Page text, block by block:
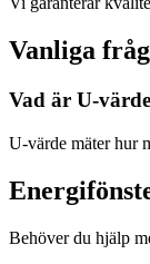
Vanliga
Vad är U-
U-värde mäter hur
Behöver du hjälp